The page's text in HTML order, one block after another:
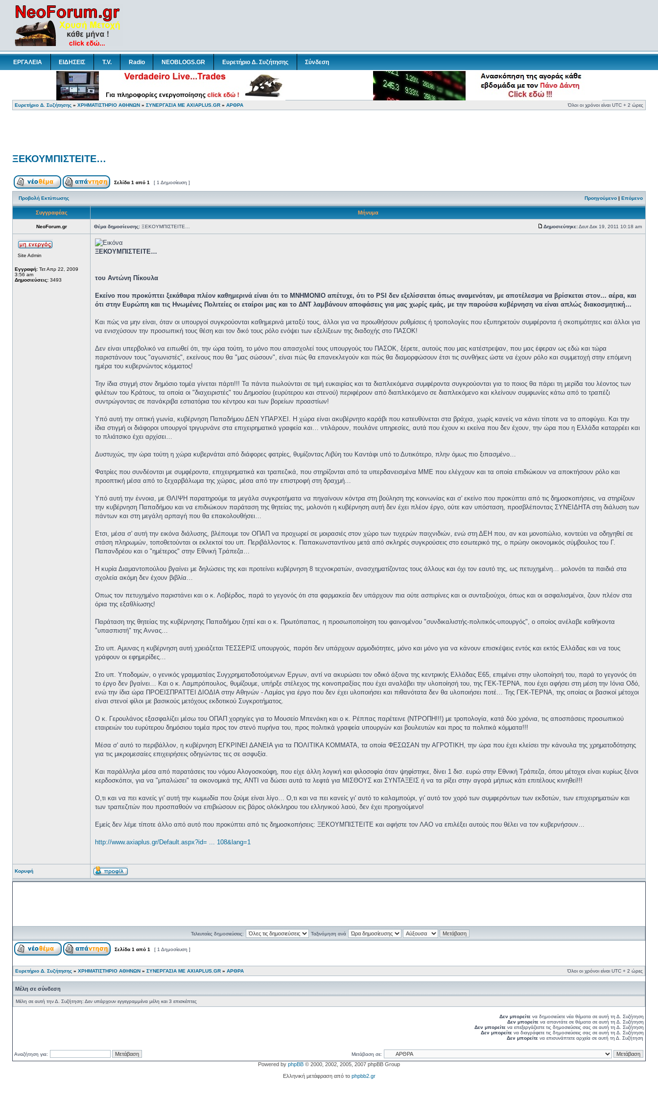
ΕΡΓΑΛΕΙΑ ΕΙΔΗΣΕΙΣ T.V. Radio NEOBLOGS.GR Ευρετήριο Δ. Συζήτησης Σύνδεση
Ευρετήριο Δ. Συζήτησης » ΧΡΗΜΑΤΙΣΤΗΡΙΟ ΑΘΗΝΩΝ » ΣΥΝΕΡΓΑΣΙΑ ΜΕ AXIAPLUS.GR » ΑΡΘΡΑ Όλοι οι χρόνοι είναι UTC + 2 ώρες
ΞΕΚΟΥΜΠΙΣΤΕΙΤΕ…
Σελίδα 1 από 1 [ 1 Δημοσίευση ]
Προβολή Εκτύπωσης Προηγούμενο | Επόμενο
Συγγραφέας Μήνυμα
NeoForum.gr Θέμα δημοσίευσης: ΞΕΚΟΥΜΠΙΣΤΕΙΤΕ… Δημοσιεύτηκε:Δευτ Δεκ 19, 2011 10:18 am
Site Admin
Εγγραφή: Τετ Απρ 22, 2009
3:56 am
Δημοσιεύσεις: 3493
ΞΕΚΟΥΜΠΙΣΤΕΙΤΕ…
του Αντώνη Πίκουλα
Εκείνο που προκύπτει ξεκάθαρα πλέον καθημερινά είναι ότι το ΜΝΗΜΟΝΙΟ απέτυχε, ότι το PSI δεν εξελίσσεται όπως αναμενόταν, με αποτέλεσμα να βρίσκεται στον… αέρα, και
ότι στην Ευρώπη και τις Ηνωμένες Πολιτείες οι εταίροι μας και το ΔΝΤ λαμβάνουν αποφάσεις για μας χωρίς εμάς, με την παρούσα κυβέρνηση να είναι απλώς διακοσμητική…
Και πώς να μην είναι, όταν οι υπουργοί συγκρούονται καθημερινά μεταξύ τους, άλλοι για να προωθήσουν ρυθμίσεις ή τροπολογίες που εξυπηρετούν συμφέροντα ή σκοπιμότητες και άλλοι για
να ενισχύσουν την προσωπική τους θέση και τον δικό τους ρόλο ενόψει των εξελίξεων της διαδοχής στο ΠΑΣΟΚ!
Δεν είναι υπερβολικό να ειπωθεί ότι, την ώρα τούτη, το μόνο που απασχολεί τους υπουργούς του ΠΑΣΟΚ, ξέρετε, αυτούς που μας κατέστρεψαν, που μας έφεραν ως εδώ και τώρα
παριστάνουν τους "αγωνιστές", εκείνους που θα "μας σώσουν", είναι πώς θα επανεκλεγούν και πώς θα διαμορφώσουν έτσι τις συνθήκες ώστε να έχουν ρόλο και συμμετοχή στην επόμενη
ημέρα του κυβερνώντος κόμματος!
Την ίδια στιγμή στον δημόσιο τομέα γίνεται πάρτι!!! Τα πάντα πωλούνται σε τιμή ευκαιρίας και τα διαπλεκόμενα συμφέροντα συγκρούονται για το ποιος θα πάρει τη μερίδα του λέοντος των
φιλέτων του Κράτους, τα οποία οι "διαχειριστές" του Δημοσίου (ευρύτερου και στενού) περιφέρουν από διαπλεκόμενο σε διαπλεκόμενο και κλείνουν συμφωνίες κάτω από το τραπέζι
συντρώγοντας σε πανάκριβα εστιατόρια του κέντρου και των βορείων προαστίων!
Υπό αυτή την οπτική γωνία, κυβέρνηση Παπαδήμου ΔΕΝ ΥΠΑΡΧΕΙ. Η χώρα είναι ακυβέρνητο καράβι που κατευθύνεται στα βράχια, χωρίς κανείς να κάνει τίποτε να το αποφύγει. Και την
ίδια στιγμή οι διάφοροι υπουργοί τριγυρνάνε στα επιχειρηματικά γραφεία και… ντιλάρουν, πουλάνε υπηρεσίες, αυτά που έχουν κι εκείνα που δεν έχουν, την ώρα που η Ελλάδα καταρρέει και
το πλιάτσικο έχει αρχίσει…
Δυστυχώς, την ώρα τούτη η χώρα κυβερνάται από διάφορες φατρίες, θυμίζοντας Λιβύη του Καντάφι υπό το Δυτικότερο, πλην όμως πιο ξιπασμένο…
Φατρίες που συνδέονται με συμφέροντα, επιχειρηματικά και τραπεζικά, που στηρίζονται από τα υπερδανεισμένα ΜΜΕ που ελέγχουν και τα οποία επιδιώκουν να αποκτήσουν ρόλο και
προοπτική μέσα από το ξεχαρβάλωμα της χώρας, μέσα από την επιστροφή στη δραχμή…
Υπό αυτή την έννοια, με ΘΛΙΨΗ παρατηρούμε τα μεγάλα συγκροτήματα να πηγαίνουν κόντρα στη βούληση της κοινωνίας και σ' εκείνο που προκύπτει από τις δημοσκοπήσεις, να στηρίζουν
την κυβέρνηση Παπαδήμου και να επιδιώκουν παράταση της θητείας της, μολονότι η κυβέρνηση αυτή δεν έχει πλέον έργο, ούτε καν υπόσταση, προσβλέποντας ΣΥΝΕΙΔΗΤΑ στη διάλυση των
πάντων και στη μεγάλη αρπαγή που θα επακολουθήσει…
Ετσι, μέσα σ' αυτή την εικόνα διάλυσης, βλέπουμε τον ΟΠΑΠ να προχωρεί σε μοιρασιές στον χώρο των τυχερών παιχνιδιών, ενώ στη ΔΕΗ που, αν και μονοπώλιο, κοντεύει να οδηγηθεί σε
στάση πληρωμών, τοποθετούνται οι εκλεκτοί του υπ. Περιβάλλοντος κ. Παπακωνσταντίνου μετά από σκληρές συγκρούσεις στο εσωτερικό της, ο πρώην οικονομικός σύμβουλος του Γ.
Παπανδρέου και ο "ημέτερος" στην Εθνική Τράπεζα…
Η κυρία Διαμαντοπούλου βγαίνει με δηλώσεις της και προτείνει κυβέρνηση 8 τεχνοκρατών, ανασχηματίζοντας τους άλλους και όχι τον εαυτό της, ως πετυχημένη… μολονότι τα παιδιά στα
σχολεία ακόμη δεν έχουν βιβλία…
Οπως τον πετυχημένο παριστάνει και ο κ. Λοβέρδος, παρά το γεγονός ότι στα φαρμακεία δεν υπάρχουν πια ούτε ασπιρίνες και οι συνταξιούχοι, όπως και οι ασφαλισμένοι, ζουν πλέον στα
όρια της εξαθλίωσης!
Παράταση της θητείας της κυβέρνησης Παπαδήμου ζητεί και ο κ. Πρωτόπαπας, η προσωποποίηση του φαινομένου "συνδικαλιστής-πολιτικός-υπουργός", ο οποίος ανέλαβε καθήκοντα
"υπασπιστή" της Αννας…
Στο υπ. Αμυνας η κυβέρνηση αυτή χρειάζεται ΤΕΣΣΕΡΙΣ υπουργούς, παρότι δεν υπάρχουν αρμοδιότητες, μόνο και μόνο για να κάνουν επισκέψεις εντός και εκτός Ελλάδας και να τους
γράφουν οι εφημερίδες…
Στο υπ. Υποδομών, ο γενικός γραμματέας Συγχρηματοδοτούμενων Εργων, αντί να ακυρώσει τον οδικό άξονα της κεντρικής Ελλάδας Ε65, επιμένει στην υλοποίησή του, παρά το γεγονός ότι
το έργο δεν βγαίνει… Και ο κ. Λαμπρόπουλος, θυμίζουμε, υπήρξε στέλεχος της κοινοπραξίας που έχει αναλάβει την υλοποίησή του, της ΓΕΚ-ΤΕΡΝΑ, που έχει αφήσει στη μέση την Ιόνια Οδό,
ενώ την ίδια ώρα ΠΡΟΕΙΣΠΡΑΤΤΕΙ ΔΙΟΔΙΑ στην Αθηνών - Λαμίας για έργο που δεν έχει υλοποιήσει και πιθανότατα δεν θα υλοποιήσει ποτέ… Της ΓΕΚ-ΤΕΡΝΑ, της οποίας οι βασικοί μέτοχοι
είναι στενοί φίλοι με βασικούς μετόχους εκδοτικού Συγκροτήματος.
Ο κ. Γερουλάνος εξασφαλίζει μέσω του ΟΠΑΠ χορηγίες για το Μουσείο Μπενάκη και ο κ. Ρέππας παρέτεινε (ΝΤΡΟΠΗ!!!) με τροπολογία, κατά δύο χρόνια, τις αποσπάσεις προσωπικού
εταιρειών του ευρύτερου δημόσιου τομέα προς τον στενό πυρήνα του, προς πολιτικά γραφεία υπουργών και βουλευτών και προς τα πολιτικά κόμματα!!!
Μέσα σ' αυτό το περιβάλλον, η κυβέρνηση ΕΓΚΡΙΝΕΙ ΔΑΝΕΙΑ για τα ΠΟΛΙΤΙΚΑ ΚΟΜΜΑΤΑ, τα οποία ΦΕΣΩΣΑΝ την ΑΓΡΟΤΙΚΗ, την ώρα που έχει κλείσει την κάνουλα της χρηματοδότησης
για τις μικρομεσαίες επιχειρήσεις οδηγώντας τες σε ασφυξία.
Και παράλληλα μέσα από παρατάσεις του νόμου Αλογοσκούφη, που είχε άλλη λογική και φιλοσοφία όταν ψηφίστηκε, δίνει 1 δισ. ευρώ στην Εθνική Τράπεζα, όπου μέτοχοι είναι κυρίως ξένοι
κερδοσκόποι, για να "μπαλώσει" τα οικονομικά της, ΑΝΤΙ να δώσει αυτά τα λεφτά για ΜΙΣΘΟΥΣ και ΣΥΝΤΑΞΕΙΣ ή να τα ρίξει στην αγορά μήπως κάτι επιτέλους κινηθεί!!!
Ο,τι και να πει κανείς γι' αυτή την κωμωδία που ζούμε είναι λίγο… Ο,τι και να πει κανείς γι' αυτό το καλαμπούρι, γι' αυτό τον χορό των συμφερόντων των εκδοτών, των επιχειρηματιών και
των τραπεζιτών που προσπαθούν να επιβιώσουν εις βάρος ολόκληρου του ελληνικού λαού, δεν έχει προηγούμενο!
Εμείς δεν λέμε τίποτε άλλο από αυτό που προκύπτει από τις δημοσκοπήσεις: ΞΕΚΟΥΜΠΙΣΤΕΙΤΕ και αφήστε τον ΛΑΟ να επιλέξει αυτούς που θέλει να τον κυβερνήσουν…
http://www.axiaplus.gr/Default.aspx?id= ... 108&lang=1
Κορυφή
Τελευταίες δημοσιεύσεις: Ταξινόμηση ανά
Σελίδα 1 από 1 [ 1 Δημοσίευση ]
Ευρετήριο Δ. Συζήτησης » ΧΡΗΜΑΤΙΣΤΗΡΙΟ ΑΘΗΝΩΝ » ΣΥΝΕΡΓΑΣΙΑ ΜΕ AXIAPLUS.GR » ΑΡΘΡΑ Όλοι οι χρόνοι είναι UTC + 2 ώρες
Μέλη σε σύνδεση
Μέλη σε αυτή την Δ. Συζήτηση: Δεν υπάρχουν εγγεγραμμένα μέλη και 3 επισκέπτες
Δεν μπορείτε να δημοσιεύετε νέα θέματα σε αυτή τη Δ. Συζήτηση
Δεν μπορείτε να απαντάτε σε θέματα σε αυτή τη Δ. Συζήτηση
Δεν μπορείτε να επεξεργάζεστε τις δημοσιεύσεις σας σε αυτή τη Δ. Συζήτηση
Δεν μπορείτε να διαγράφετε τις δημοσιεύσεις σας σε αυτή τη Δ. Συζήτηση
Δεν μπορείτε να επισυνάπτετε αρχεία σε αυτή τη Δ. Συζήτηση
Αναζήτηση για: Μετάβαση σε:
Powered by phpBB © 2000, 2002, 2005, 2007 phpBB Group
Ελληνική μετάφραση από το phpbb2.gr